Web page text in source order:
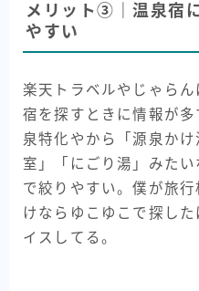
メリット③｜温泉宿
やすい
楽天トラベルやじゃら
宿を探すときに情報が
泉特化やから「源泉か
室」「にごり湯」みた
で絞りやすい。僕が旅
けならゆこゆこで探し
イスしてる。